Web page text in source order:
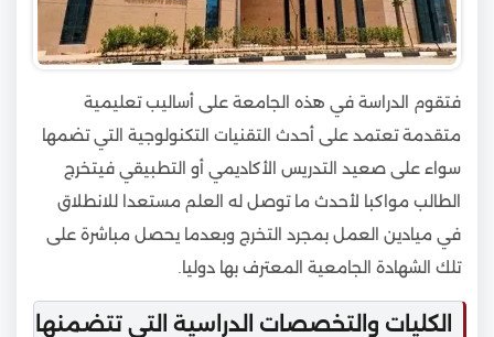
فتقوم الدراسة في هذه الجامعة على أساليب تعليمية
متقدمة تعتمد على أحدث التقنيات التكنولوجية التي تضمها
سواء على صعيد التدريس الأكاديمي أو التطبيقي فيتخرج
الطالب مواكبا لأحدث ما توصل له العلم مستعدا للانطلاق
في ميادين العمل بمجرد التخرج وبعدما يحصل مباشرة على
تلك الشهادة الجامعية المعترف بها دوليا.
الكليات والتخصصات الدراسية التي تتضمنها